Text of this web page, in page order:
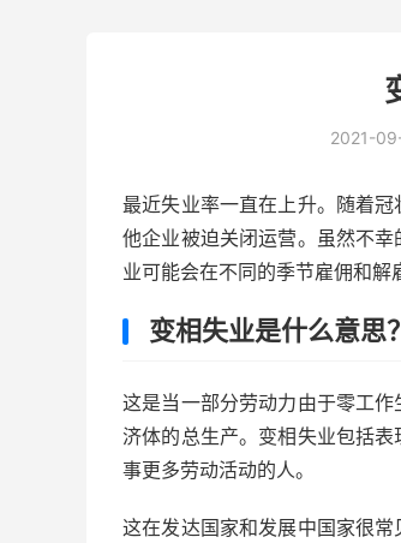
2021-
最近失业率一直在上升。随着
他企业被迫关闭运营。虽然不
业可能会在不同的季节雇佣和解
变相失业是什么意思？
这是当一部分劳动力由于零工
济体的总生产。变相失业包括
事更多劳动活动的人。
这在发达国家和发展中国家很